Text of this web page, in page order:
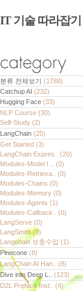
IT 기술 따라잡기
분류 전체보기 (1788)
Catchup AI (232)
Hugging Face (33)
NLP Course (30)
Self-Study (2)
LangChain (25)
Get Started (3)
LangChain Expres.. (20)
Modules-Model I .. (0)
Modules-Retrieva.. (0)
Modules-Chains (0)
Modules-Memory (0)
Modules-Agents (1)
Modules-Callback.. (0)
LangServe (0)
LangSmith(0)
Langchain 보충수업 (1)
Pinecone (8)
LangChain AI Han.. (8)
Dive into Deep L.. (123)
D2L Preface Inst.. (4)